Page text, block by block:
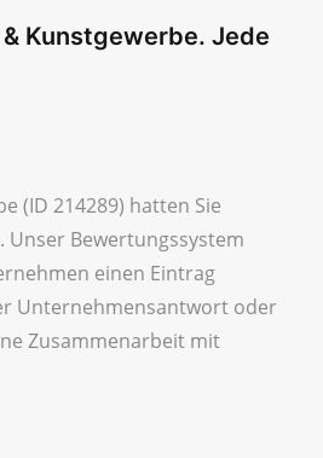
Kunstgewerbe. Jede
(ID 214289) hatten Sie
Bewertungssystem
einen Eintrag
Unternehmensantwort oder
Zusammenarbeit mit